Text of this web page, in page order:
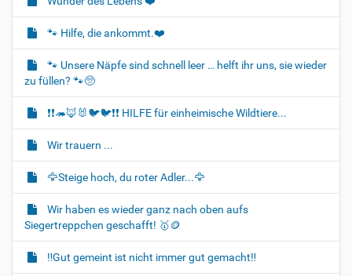
i
o
n
🐾 Hilfe, die ankommt.❤️
🐾 Unsere Näpfe sind schnell leer … helft ihr uns, sie wieder
zu füllen? 🐾🥺
❗❗🦔🦊🐰🐦‍🐦❗❗ HILFE für einheimische Wildtiere...
Wir trauern ...
🦅Steige hoch, du roter Adler...🦅
Wir haben es wieder ganz nach oben aufs
Siegertreppchen geschafft! 🥇🪙
‼️Gut gemeint ist nicht immer gut gemacht‼️